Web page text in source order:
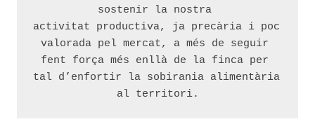
sostenir la nostra
activitat productiva, ja precària i poc
valorada pel mercat, a més de seguir
fent força més enllà de la finca per
tal d’enfortir la sobirania alimentària
al territori.